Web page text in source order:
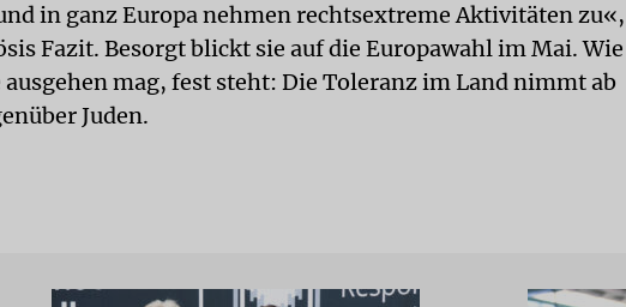
in ganz Europa nehmen rechtsextreme Aktivitäten zu«,
Fazit. Besorgt blickt sie auf die Europawahl im Mai. Wie
mag, fest steht: Die Toleranz im Land nimmt ab
Juden.